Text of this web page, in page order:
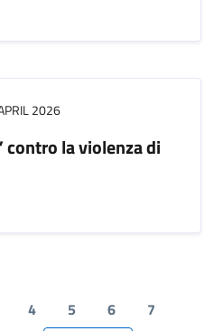
2026
la violenza di
4 5 6
7